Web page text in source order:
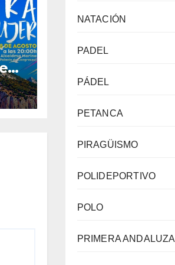
la
NATACIÓN
PADEL
PÁDEL
PETANCA
PIRAGÜISMO
POLIDEPORTIVO
POLO
PRIMERA ANDALUZA